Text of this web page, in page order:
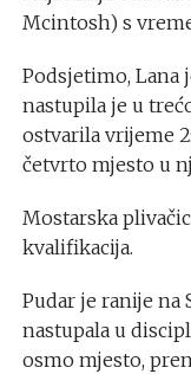
Mcintosh) s
Podsjetimo, Lana
nastupila je u
ostvarila vrijeme
četvrto mjesto u
Mostarska
kvalifikacija.
Pudar je ranije na
nastupala u
osmo mjesto,